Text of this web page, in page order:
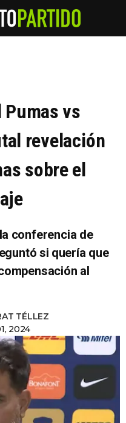
Pumas vs
revelación
sobre el
conferencia de
si quería que
al
TÉLLEZ
2024